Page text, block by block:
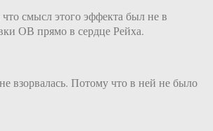
смысл этого эффекта был не в
ОВ прямо в сердце Рейха.
взорвалась. Потому что в ней не было